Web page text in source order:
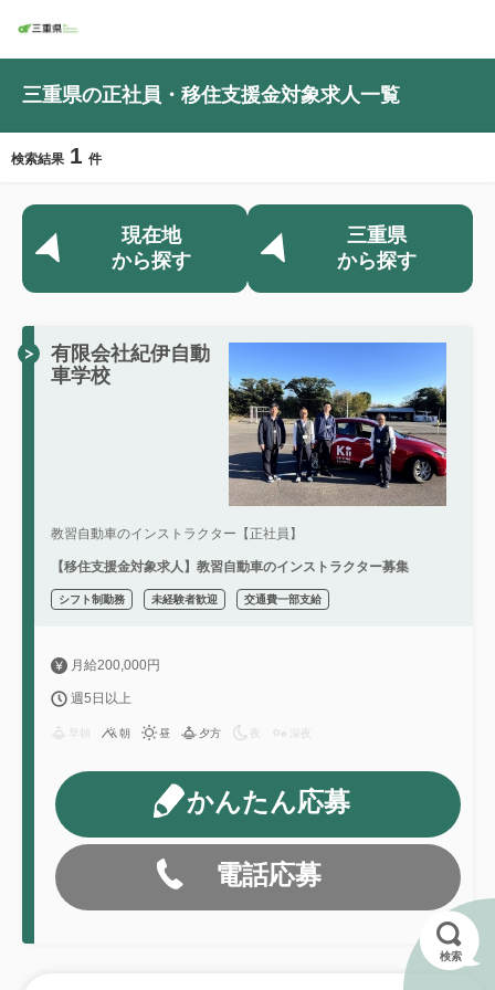
三重県の正社員・移住支援金対象求人一覧
検索結果 1 件
現在地
から探す
三重県
から探す
有限会社紀伊自動
車学校
教習自動車のインストラクター【正社員】
【移住支援金対象求人】教習自動車のインストラクター募集
シフト制勤務 未経験者歓迎 交通費一部支給
月給200,000円
週5日以上
朝 昼 夕方 夜 深夜
かんたん応募
電話応募
検索